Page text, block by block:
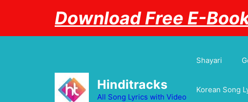
Download Free E-
Hinditracks
All Song Lyrics with Video
Shayari
Korean Song